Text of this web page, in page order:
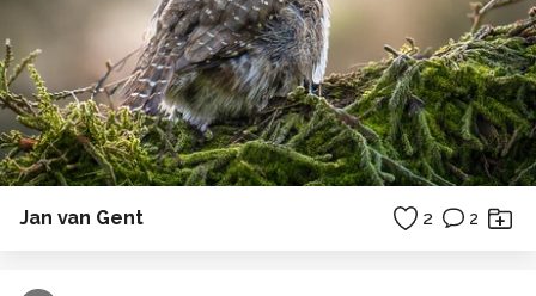
Jan van Gent 2 2